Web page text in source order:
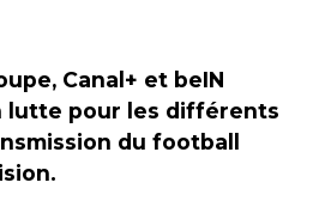
Canal+ et beIN
lutte pour les différents
du football